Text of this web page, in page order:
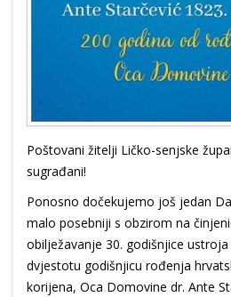
Poštovani žitelji Ličko-senjske
sugrađani!
Ponosno dočekujemo još jedan
malo posebniji s obzirom na
obilježavanje 30. godišnjice
dvjestotu godišnjicu rođenja
korijena, Oca Domovine dr. Ante